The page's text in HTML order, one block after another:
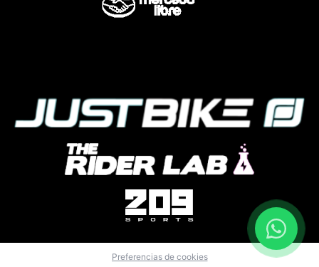
Preferencias de cookies